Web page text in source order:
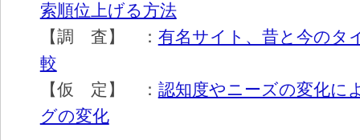
索順位上げる方法
【調 査】 ： 有名サイト、昔と今のタ
較
【仮 定】 ： 認知度やニーズの変化に
グの変化